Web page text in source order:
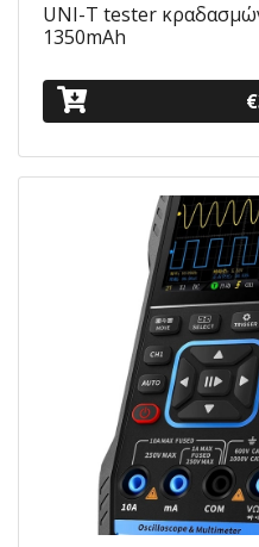
UNI-T tester
1350mAh